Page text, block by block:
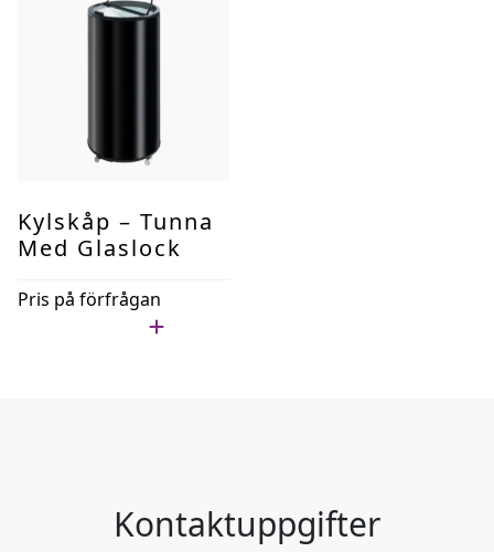
Kylskåp – Tunna
Med Glaslock
Pris på förfrågan
Kontaktuppgifter